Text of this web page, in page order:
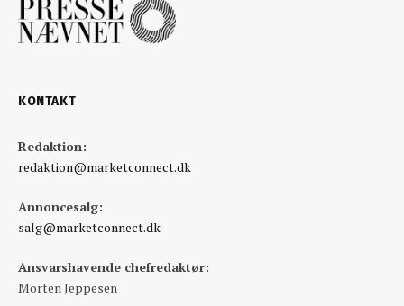
KONTAKT
Redaktion:
redaktion@marketconnect.dk
Annoncesalg:
salg@marketconnect.dk
Ansvarshavende chefredaktør:
Morten Jeppesen